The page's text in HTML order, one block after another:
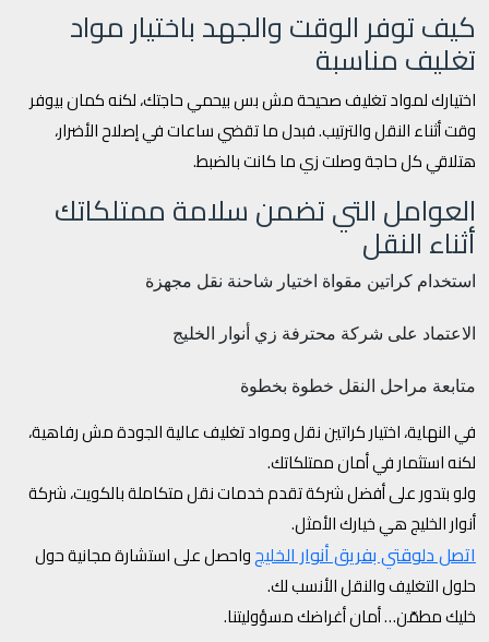
كيف توفر الوقت والجهد باختيار مواد
تغليف مناسبة
اختيارك لمواد تغليف صحيحة مش بس بيحمي حاجتك، لكنه كمان بيوفر
وقت أثناء النقل والترتيب. فبدل ما تقضي ساعات في إصلاح الأضرار،
هتلاقي كل حاجة وصلت زي ما كانت بالضبط.
العوامل التي تضمن سلامة ممتلكاتك
أثناء النقل
استخدام كراتين مقواة اختيار شاحنة نقل مجهزة
الاعتماد على شركة محترفة زي أنوار الخليج
متابعة مراحل النقل خطوة بخطوة
في النهاية، اختيار كراتين نقل ومواد تغليف عالية الجودة مش رفاهية،
لكنه استثمار في أمان ممتلكاتك.
ولو بتدور على أفضل شركة تقدم خدمات نقل متكاملة بالكويت، شركة
أنوار الخليج هي خيارك الأمثل.
اتصل دلوقتي بفريق أنوار الخليجواحصل على استشارة مجانية حول
حلول التغليف والنقل الأنسب لك.
خليك مطمّن… أمان أغراضك مسؤوليتنا.